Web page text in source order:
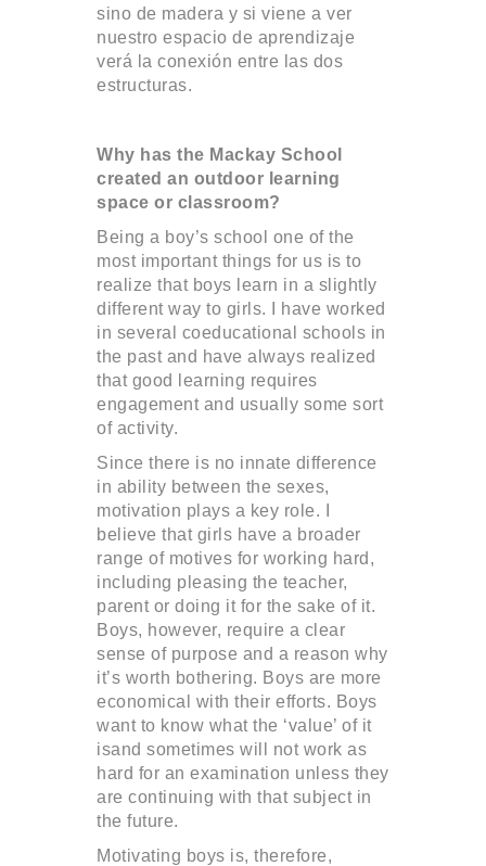
sino de madera y si viene a ver
nuestro espacio de aprendizaje
verá la conexión entre las dos
estructuras.
Why has the Mackay School
created an outdoor learning
space or classroom?
Being a boy’s school one of the
most important things for us is to
realize that boys learn in a slightly
different way to girls. I have worked
in several coeducational schools in
the past and have always realized
that good learning requires
engagement and usually some sort
of activity.
Since there is no innate difference
in ability between the sexes,
motivation plays a key role. I
believe that girls have a broader
range of motives for working hard,
including pleasing the teacher,
parent or doing it for the sake of it.
Boys, however, require a clear
sense of purpose and a reason why
it’s worth bothering. Boys are more
economical with their efforts. Boys
want to know what the ‘value’ of it
isand sometimes will not work as
hard for an examination unless they
are continuing with that subject in
the future.
Motivating boys is, therefore,